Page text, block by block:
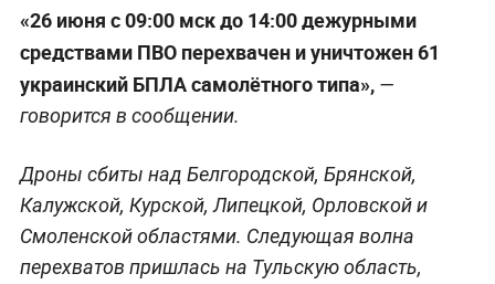
«26 июня с 09:00 мск до 14:00 дежурными
средствами ПВО перехвачен и уничтожен 61
украинский БПЛА самолётного типа», —
говорится в сообщении.
Дроны сбиты над Белгородской, Брянской,
Калужской, Курской, Липецкой, Орловской и
Смоленской областями. Следующая волна
перехватов пришлась на Тульскую область,